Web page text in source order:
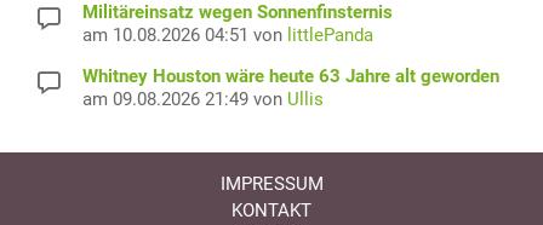
Militäreinsatz wegen Sonnenfinsternis
am 10.08.2026 04:51 von littlePanda
Whitney Houston wäre heute 63 Jahre alt geworden
am 09.08.2026 21:49 von Ullis
IMPRESSUM
KONTAKT